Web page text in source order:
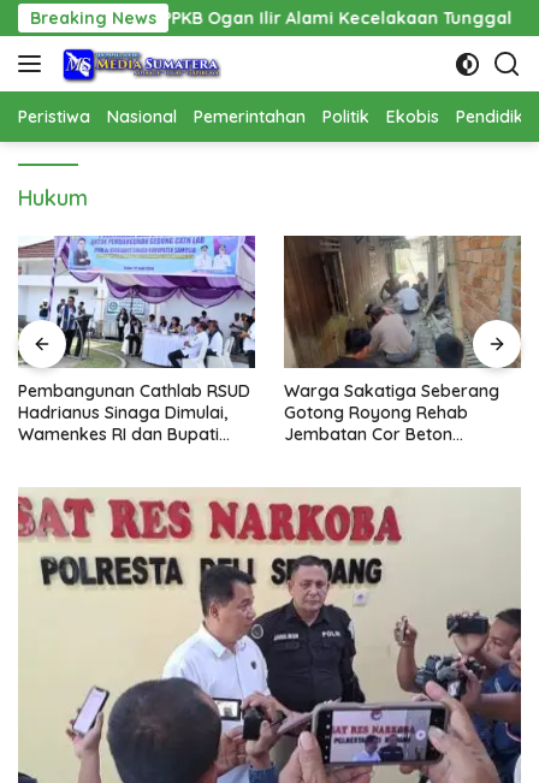
Langsung
ke
konten
Breaking News
Ogan Ilir Alami Kecelakaan Tunggal
Peristiwa Nasional Pemerintahan Politik Ekobis
Hukum
Pembangunan Cathlab RSUD
Hadrianus Sinaga Dimulai,
Wamenkes RI dan Bupati
Warga Sakatiga Seberang
Gotong Royong Rehab
Jembatan Cor Beton